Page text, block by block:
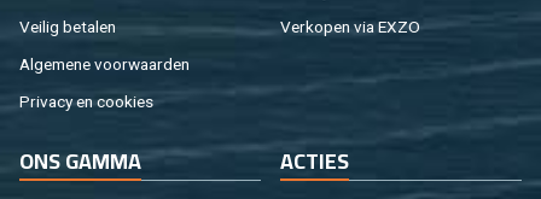
Vei­lig be­ta­len
Al­ge­me­ne voor­waar­den
Pri­va­cy en coo­kies
Ver­ko­pen via EXZO
ONS GAMMA AC­TIES